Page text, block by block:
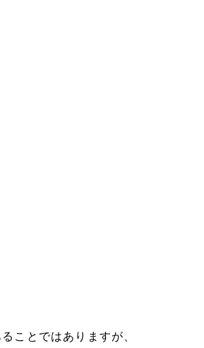
ことではありますが、